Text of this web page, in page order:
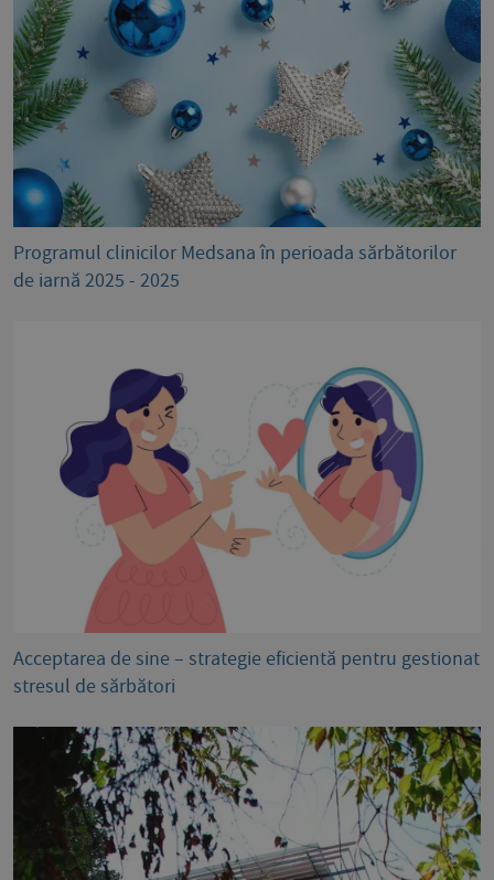
Programul clinicilor Medsana în perioada sărbătorilor
de iarnă 2025 - 2025
Acceptarea de sine – strategie eficientă pentru gestionat
stresul de sărbători